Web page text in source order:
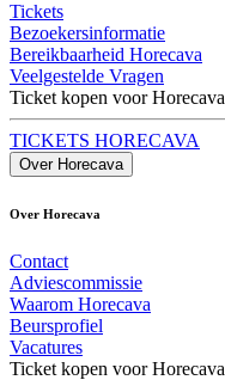
Tickets
Bezoekersinformatie
Bereikbaarheid Horecava
Veelgestelde Vragen
Ticket kopen voor Horecava
TICKETS HORECAVA
Over Horecava
Over Horecava
Contact
Adviescommissie
Waarom Horecava
Beursprofiel
Vacatures
Ticket kopen voor Horecava